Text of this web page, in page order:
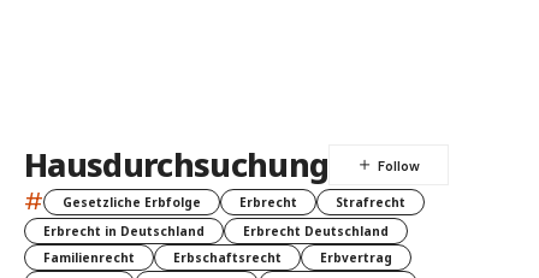
Hausdurchsuchung
# Gesetzliche Erbfolge Erbrecht
Strafrecht
Erbrecht in Deutschland
Erbrecht Deutschland
Familienrecht
Erbschaftsrecht
Erbvertrag